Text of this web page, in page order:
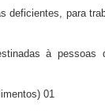
deficientes, para
à pessoas
01